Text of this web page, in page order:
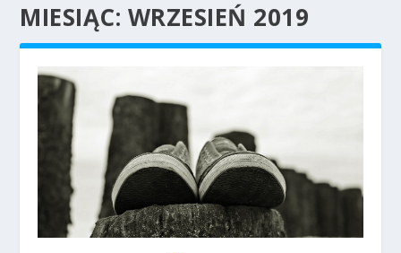
MIESIĄC: WRZESIEŃ 2019